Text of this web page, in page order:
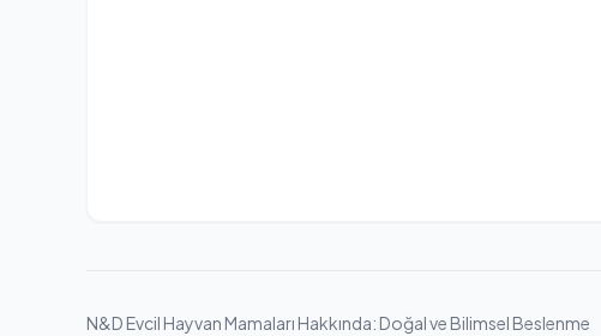
N&D Evcil Hayvan Mamaları Hakkında: Doğal ve Bilimsel Beslenme